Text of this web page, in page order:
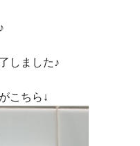
しました♪
こちら↓